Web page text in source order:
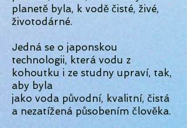
planetě byla, k vodě čisté, živé,
životodárné.
Jedná se o japonskou
technologii, která vodu z
kohoutku i ze studny upraví, tak,
aby byla
jako voda původní, kvalitní, čistá
a nezatížená působením člověka.